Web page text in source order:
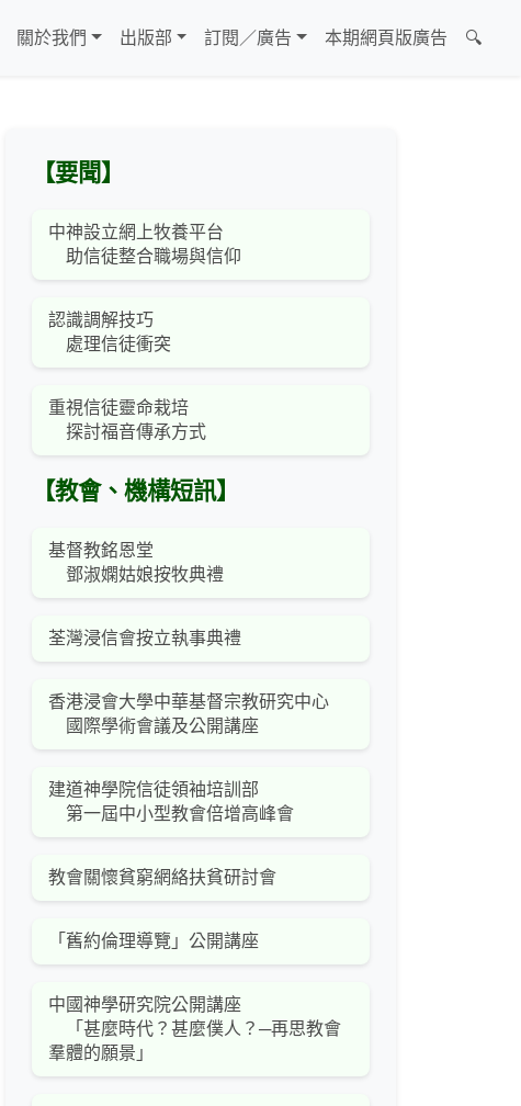
關於我們 出版部 訂閱／廣告 本期網頁版廣告 🔍
【要聞】
中神設立網上牧養平台
助信徒整合職場與信仰
認識調解技巧
處理信徒衝突
重視信徒靈命栽培
探討福音傳承方式
【教會、機構短訊】
基督教銘恩堂
鄧淑嫻姑娘按牧典禮
荃灣浸信會按立執事典禮
香港浸會大學中華基督宗教研究中心
國際學術會議及公開講座
建道神學院信徒領袖培訓部
第一屆中小型教會倍增高峰會
教會關懷貧窮網絡扶貧研討會
「舊約倫理導覽」公開講座
中國神學研究院公開講座
「甚麼時代？甚麼僕人？─再思教會
羣體的願景」